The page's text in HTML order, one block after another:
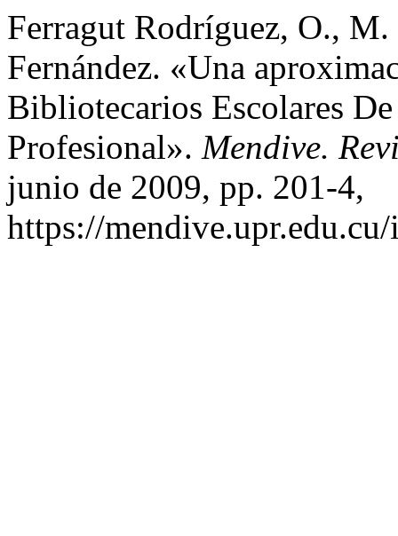
Ferragut Rodríguez, O.,
Fernández. «Una
Bibliotecarios Escolares
Profesional». Mendive.
junio de 2009, pp. 201-4,
https://